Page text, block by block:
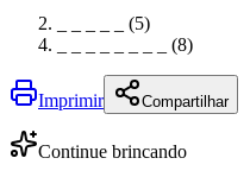
_ _ _ _ _ (5)
_ _ _ _ _ _ _ _ (8)
Imprimir Compartilhar
Continue brincando